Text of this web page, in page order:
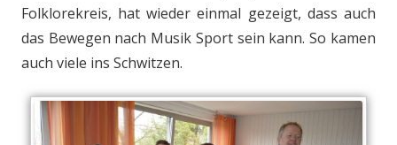
Folklorekreis, hat wieder einmal gezeigt, dass auch
das Bewegen nach Musik Sport sein kann. So kamen
auch viele ins Schwitzen.